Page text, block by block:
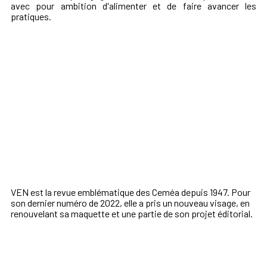
avec pour ambition d'alimenter et de faire avancer les
pratiques.
VEN est la revue emblématique des Ceméa depuis 1947. Pour
son dernier numéro de 2022, elle a pris un nouveau visage, en
renouvelant sa maquette et une partie de son projet éditorial.